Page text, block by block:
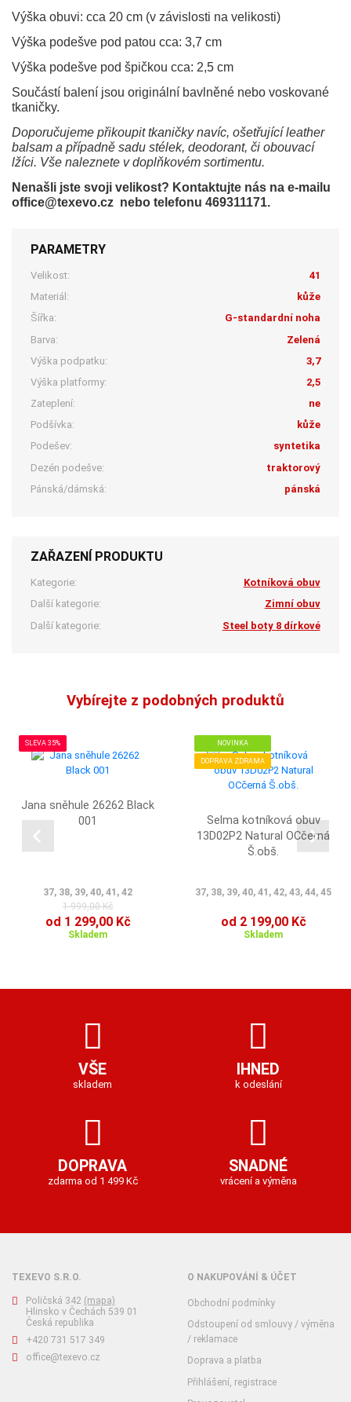
Výška obuvi: cca 20 cm (v závislosti na velikosti)
Výška podešve pod patou cca: 3,7 cm
Výška podešve pod špičkou cca: 2,5 cm
Součástí balení jsou originální bavlněné nebo voskované
tkaničky.
Doporučujeme přikoupit tkaničky navíc, ošetřující leather
balsam a případně sadu stélek, deodorant, či obouvací
lžíci. Vše naleznete v doplňkovém sortimentu.
Nenašli jste svoji velikost? Kontaktujte nás na e-mailu
office@texevo.cz nebo telefonu 469311171.
PARAMETRY
Velikost:
41
Materiál:
kůže
Šířka:
G-standardní noha
Barva:
Zelená
Výška podpatku:
3,7
Výška platformy:
2,5
Zateplení:
ne
Podšívka:
kůže
Podešev:
syntetika
Dezén podešve:
traktorový
Pánská/dámská:
pánská
ZAŘAZENÍ PRODUKTU
Kategorie:
Kotníková obuv
Další kategorie:
Zimní obuv
Další kategorie:
Steel boty 8 dírkové
Vybírejte z podobných produktů
SLEVA 35%
Jana sněhule 26262 Black
001
37, 38, 39, 40, 41, 42
1 999,00 Kč
od 1 299,00 Kč
Skladem
NOVINKA
DOPRAVA ZDRAMA
Selma kotníková obuv
13D02P2 Natural OCčerná
Š.obš.
37, 38, 39, 40, 41, 42, 43, 44, 45
od 2 199,00 Kč
Skladem
VŠE
skladem
IHNED
k odeslání
DOPRAVA
zdarma od 1 499 Kč
SNADNÉ
vrácení a výměna
TEXEVO S.R.O.
Poličská 342 (mapa)
Hlinsko v Čechách 539 01
Česká republika
+420 731 517 349
office@texevo.cz
O NAKUPOVÁNÍ & ÚČET
Obchodní podmínky
Odstoupení od smlouvy / výměna
/ reklamace
Doprava a platba
Přihlášení, registrace